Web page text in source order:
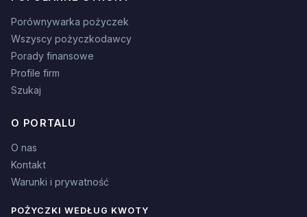
Porównywarka pożyczek
Wszyscy pożyczkodawcy
Porady finansowe
Profile firm
Szukaj
O PORTALU
O nas
Kontakt
Warunki i prywatność
POŻYCZKI WEDŁUG KWOTY